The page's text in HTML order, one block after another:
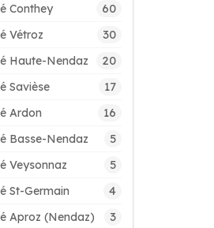
Conthey 60
Vétroz 30
Haute-Nendaz 20
Savièse 17
Ardon 16
Basse-Nendaz 5
Veysonnaz 5
St-Germain 4
Aproz (Nendaz) 3